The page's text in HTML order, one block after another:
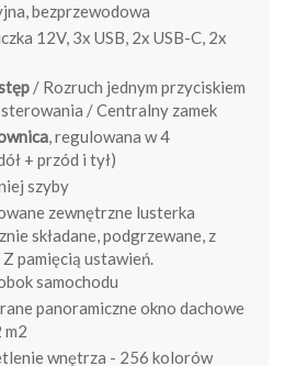
bezprzewodowa
12V, 3x USB, 2x USB-C, 2x
/ Rozruch jednym przyciskiem
/ Centralny zamek
, regulowana w 4
+ przód i tył)
szyby
zewnętrzne lusterka
składane, podgrzewane, z
pamięcią ustawień.
samochodu
panoramiczne okno dachowe
m2
wnętrza - 256 kolorów